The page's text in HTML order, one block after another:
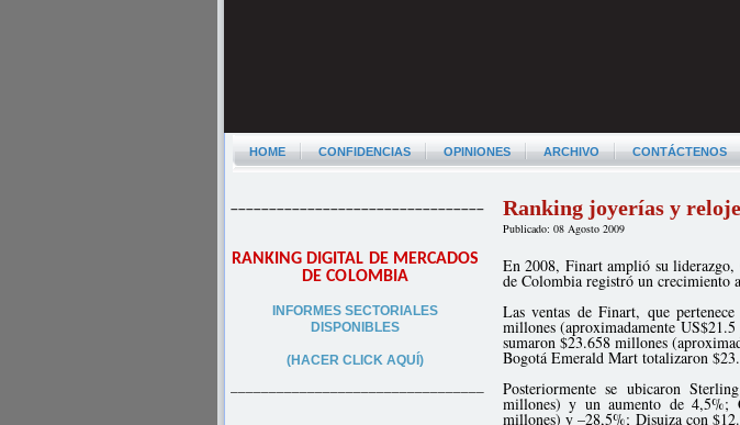
HOME CONFIDENCIAS OPINIONES ARCHIVO CONTÁCTENOS
–––––––––––––––––––––––––––––––––
RANKING DIGITAL DE MERCADOS
DE COLOMBIA
INFORMES SECTORIALES
DISPONIBLES
(HACER CLICK AQUÍ)
–––––––––––––––––––––––––––––––––
Ranking joyerías y
Publicado: 08 Agosto 2009
En 2008, Finart amplió su
de Colombia registró un crecimiento
Las ventas de Finart, que
millones (aproximadamente
sumaron $23.658 millones
Bogotá Emerald Mart totalizaron
Posteriormente se ubicaron
millones) y un aumento de 4,5%;
millones) y –28,5%; Disuiza con